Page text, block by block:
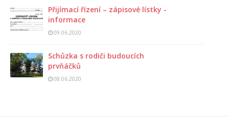
Přijímací řízení – zápisové lístky -
informace
09.06.2020
Schůzka s rodiči budoucích
prvňáčků
08.06.2020